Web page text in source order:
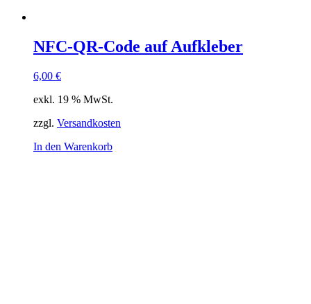
NFC-QR-Code auf Aufkleber
6,00 €
exkl. 19 % MwSt.
zzgl. Versandkosten
In den Warenkorb